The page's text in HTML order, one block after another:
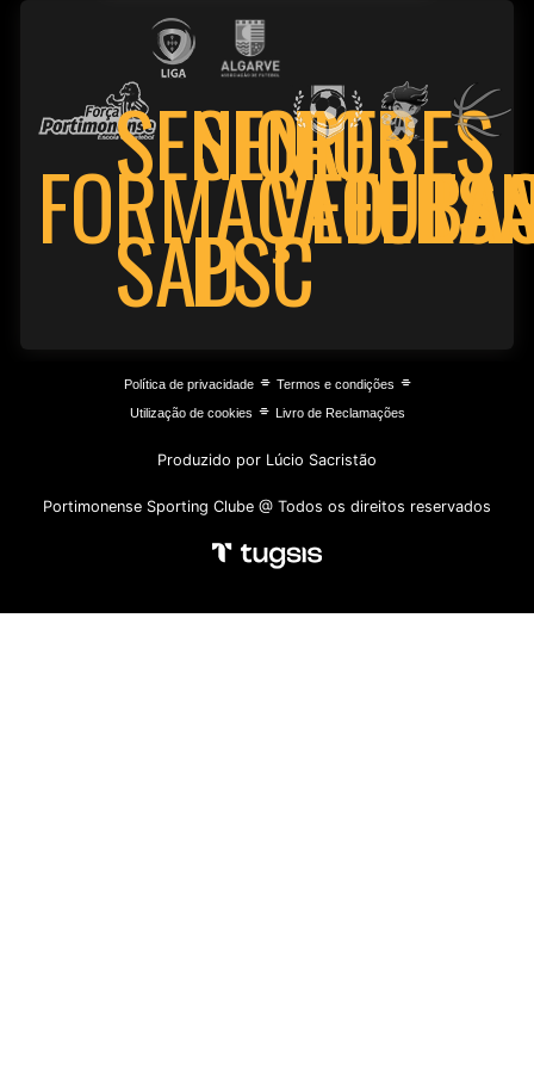
Pavilhão Esc Sec Manuel Teixeira Gomes
28/10/2023
01.ªJornada
GEJUPCE Portimão
0 - 6
Portimonense
FORMAÇÃO
SENIORES
SAD
SENIORES
PSC
Política de privacidade⌯ Termos e condições ⌯
Utilização de cookies ⌯ Livro de Reclamações
Produzido por Lúcio Sacristão
Portimonense Sporting Clube @ Todos os direitos reservados